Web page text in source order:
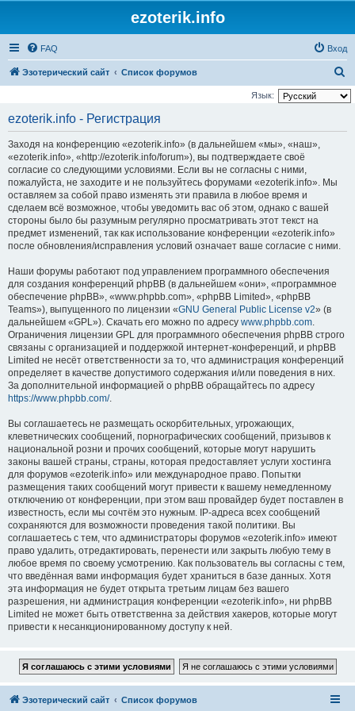
ezoterik.info
FAQ Вход
Эзотерический сайт Список форумов
о
Язык:
ezoterik.info - Регистрация
Заходя на конференцию «ezoterik.info» (в дальнейшем «мы», «наш»,
«ezoterik.info», «http://ezoterik.info/forum»), вы подтверждаете своё
согласие со следующими условиями. Если вы не согласны с ними,
пожалуйста, не заходите и не пользуйтесь форумами «ezoterik.info». Мы
оставляем за собой право изменять эти правила в любое время и
сделаем всё возможное, чтобы уведомить вас об этом, однако с вашей
стороны было бы разумным регулярно просматривать этот текст на
предмет изменений, так как использование конференции «ezoterik.info»
после обновления/исправления условий означает ваше согласие с ними.
Наши форумы работают под управлением программного обеспечения
для создания конференций phpBB (в дальнейшем «они», «программное
обеспечение phpBB», «www.phpbb.com», «phpBB Limited», «phpBB
Teams»), выпущенного по лицензии «GNU General Public License v2» (в
дальнейшем «GPL»). Скачать его можно по адресу www.phpbb.com.
Ограничения лицензии GPL для программного обеспечения phpBB строго
связаны с организацией и поддержкой интернет-конференций, и phpBB
Limited не несёт ответственности за то, что администрация конференций
определяет в качестве допустимого содержания и/или поведения в них.
За дополнительной информацией о phpBB обращайтесь по адресу
https://www.phpbb.com/.
Вы соглашаетесь не размещать оскорбительных, угрожающих,
клеветнических сообщений, порнографических сообщений, призывов к
национальной розни и прочих сообщений, которые могут нарушить
законы вашей страны, страны, которая предоставляет услуги хостинга
для форумов «ezoterik.info» или международное право. Попытки
размещения таких сообщений могут привести к вашему немедленному
отключению от конференции, при этом ваш провайдер будет поставлен в
известность, если мы сочтём это нужным. IP-адреса всех сообщений
сохраняются для возможности проведения такой политики. Вы
соглашаетесь с тем, что администраторы форумов «ezoterik.info» имеют
право удалить, отредактировать, перенести или закрыть любую тему в
любое время по своему усмотрению. Как пользователь вы согласны с тем,
что введённая вами информация будет храниться в базе данных. Хотя
эта информация не будет открыта третьим лицам без вашего
разрешения, ни администрация конференции «ezoterik.info», ни phpBB
Limited не может быть ответственна за действия хакеров, которые могут
привести к несанкционированному доступу к ней.
Эзотерический сайт Список форумов